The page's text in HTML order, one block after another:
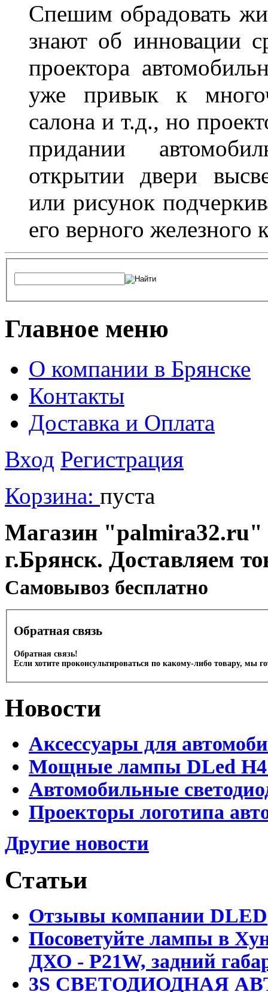
Спешим обрадовать
знают об инновации
проектора
уже привык к
салона и т.д., но
придании
открытии двери
или рисунок
его верного железного
Главное меню
О компании в Брянске
Контакты
Доставка и Оплата
Вход Регистрация
Корзина: пуста
Магазин "palmira32.ru"
г.Брянск. Доставляем
Cамовывоз бесплатно
Обратная связь
Обратная связь!
Если хотите проконсультироваться по какому-либо товару, мы
Новости
Аксессуары для
Мощные лампы DLed H4
Автомобильные
Проекторы логотипа
Другие новости
Статьи
Отзывы компании DLED
Посоветуйте лампы в
ДХО - P21W, задний
3S СВЕТОДИОДНАЯ